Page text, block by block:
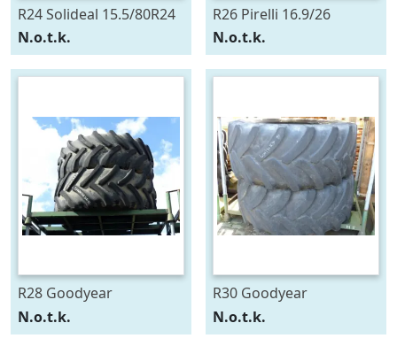
R24 Solideal 15.5/80R24
N.o.t.k.
R26 Pirelli 16.9/26
N.o.t.k.
R28 Goodyear
540/75R28
N.o.t.k.
R30 Goodyear
600/70R30
N.o.t.k.